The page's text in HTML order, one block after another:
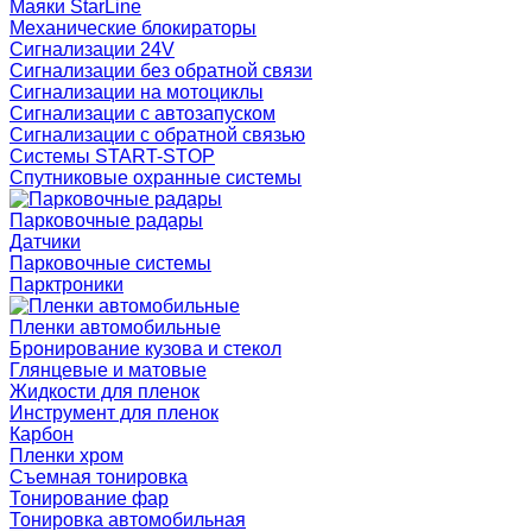
Маяки StarLine
Механические блокираторы
Сигнализации 24V
Сигнализации без обратной связи
Сигнализации на мотоциклы
Сигнализации с автозапуском
Сигнализации с обратной связью
Системы START-STOP
Спутниковые охранные системы
Парковочные радары
Датчики
Парковочные системы
Парктроники
Пленки автомобильные
Бронирование кузова и стекол
Глянцевые и матовые
Жидкости для пленок
Инструмент для пленок
Карбон
Пленки хром
Съемная тонировка
Тонирование фар
Тонировка автомобильная